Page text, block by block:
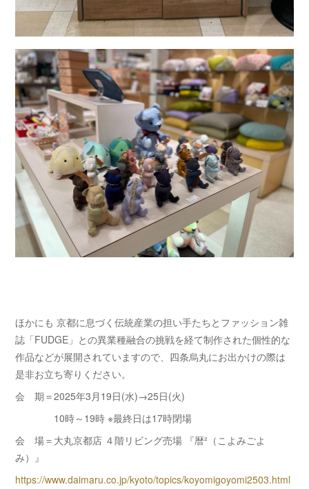
ほかにも 京都に息づく伝統産業の担い手たちとファッション雑
誌「FUDGE」との異業種融合の挑戦を経て制作された個性的な
作品などが展開されていますので、四条烏丸にお出かけの際は
是非お立ち寄りください。
会 期＝2025年3月19日(水)→25日(火)
10時～19時 ※最終日は17時閉場
会 場＝大丸京都店 ４階リビング売場 『暦²（こよみごよ
み）』
https://www.daimaru.co.jp/kyoto/topics/koyomigoyomi2503.html